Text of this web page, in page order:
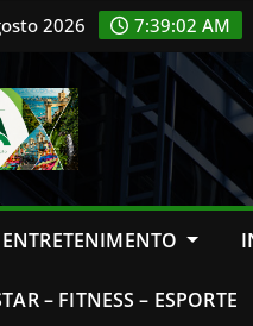
2026 7:39:03 AM
ENTRETENIMENTO
– FITNESS – ESPORTE